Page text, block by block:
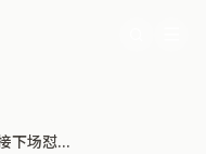
下场怼...